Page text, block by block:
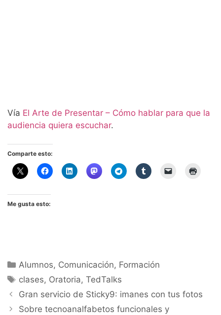
Vía El Arte de Presentar – Cómo hablar para que la
audiencia quiera escuchar.
Comparte esto:
Me gusta esto:
Categorías
Alumnos, Comunicación, Formación
Etiquetas
clases, Oratoria,TedTalks
Gran servicio de Sticky9: imanes con tus fotos
Sobre tecnoanalfabetos funcionales y